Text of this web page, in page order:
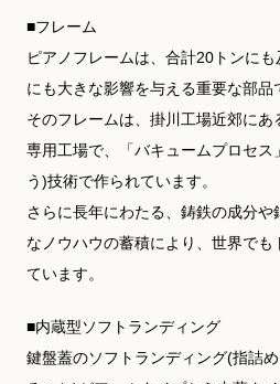
■フレーム
ピアノフレームは、合計20トンに
にも大きな影響を与える重要な部品
そのフレームは、掛川工場近郊に
専用工場で、「バキュームプロセ
う)技術で作られています。
さらに長年にわたる、鋳鉄の成分や
なノウハウの蓄積により、世界でも
ています。
■内蔵型ソフトランディング
鍵盤蓋のソフトランディング(指詰